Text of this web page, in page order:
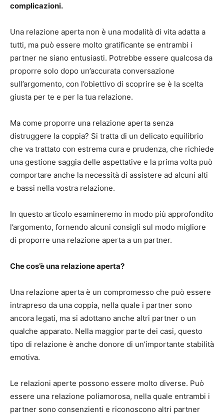
complicazioni.
Una relazione aperta non è una modalità di vita adatta a
tutti, ma può essere molto gratificante se entrambi i
partner ne siano entusiasti. Potrebbe essere qualcosa da
proporre solo dopo un’accurata conversazione
sull’argomento, con l’obiettivo di scoprire se è la scelta
giusta per te e per la tua relazione.
Ma come proporre una relazione aperta senza
distruggere la coppia? Si tratta di un delicato equilibrio
che va trattato con estrema cura e prudenza, che richiede
una gestione saggia delle aspettative e la prima volta può
comportare anche la necessità di assistere ad alcuni alti
e bassi nella vostra relazione.
In questo articolo esamineremo in modo più approfondito
l’argomento, fornendo alcuni consigli sul modo migliore
di proporre una relazione aperta a un partner.
Che cos’è una relazione aperta?
Una relazione aperta è un compromesso che può essere
intrapreso da una coppia, nella quale i partner sono
ancora legati, ma si adottano anche altri partner o un
qualche apparato. Nella maggior parte dei casi, questo
tipo di relazione è anche donore di un’importante stabilità
emotiva.
Le relazioni aperte possono essere molto diverse. Può
essere una relazione poliamorosa, nella quale entrambi i
partner sono consenzienti e riconoscono altri partner